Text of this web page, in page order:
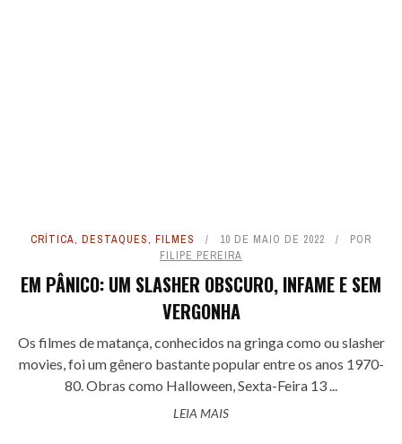
CRÍTICA, DESTAQUES, FILMES 10 DE MAIO DE 2022
POR
FILIPE PEREIRA
EM PÂNICO: UM SLASHER OBSCURO, INFAME E SEM
VERGONHA
Os filmes de matança, conhecidos na gringa como ou slasher
movies, foi um gênero bastante popular entre os anos 1970-
80. Obras como Halloween, Sexta-Feira 13 ...
LEIA MAIS